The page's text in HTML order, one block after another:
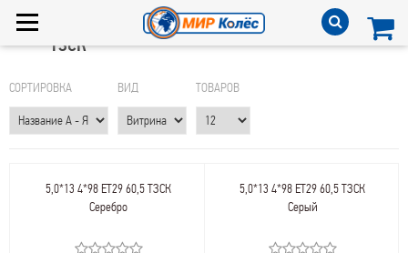
ТЗСК
СОРТИРОВКА ВИД ТОВАРОВ
5,0*13 4*98 ET29 60,5 ТЗСК
Серебро
5,0*13 4*98 ET29 60,5 ТЗСК
Серый